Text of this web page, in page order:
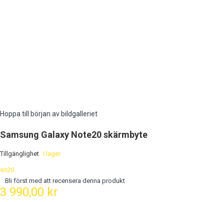
Hoppa till början av bildgalleriet
Samsung Galaxy Note20 skärmbyte
Tillgänglighet I lager
sn20
Bli först med att recensera denna produkt
3 990,00 kr